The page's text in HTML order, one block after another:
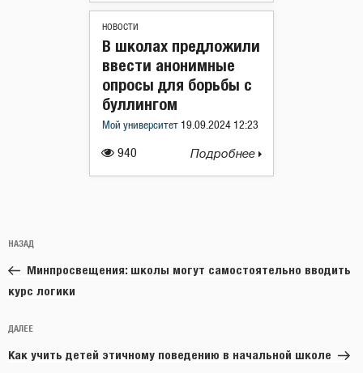
НОВОСТИ
940
В школах предложили
ввести анонимные
опросы для борьбы с
буллингом
Мой университет 19.09.2024 12:23
Подробнее
по
записям
Предыдущая
запись:
НАЗАД
Минпросвещения: школы могут самостоятельно вводить
курс логики
Следующая
запись
ДАЛЕЕ
Как учить детей этичному поведению в начальной школе